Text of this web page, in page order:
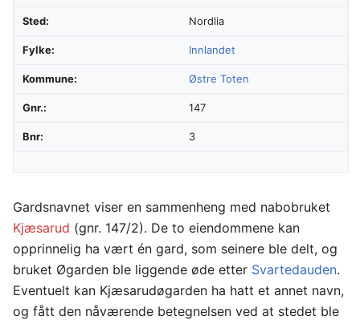
Sted: Nordlia
Fylke: Innlandet
Kommune: Østre Toten
Gnr.: 147
Bnr: 3
Gardsnavnet viser en sammenheng med nabobruket
Kjæsarud (gnr. 147/2). De to eiendommene kan
opprinnelig ha vært én gard, som seinere ble delt, og
bruket Øgarden ble liggende øde etter Svartedauden.
Eventuelt kan Kjæsarudøgarden ha hatt et annet navn,
og fått den nåværende betegnelsen ved at stedet ble